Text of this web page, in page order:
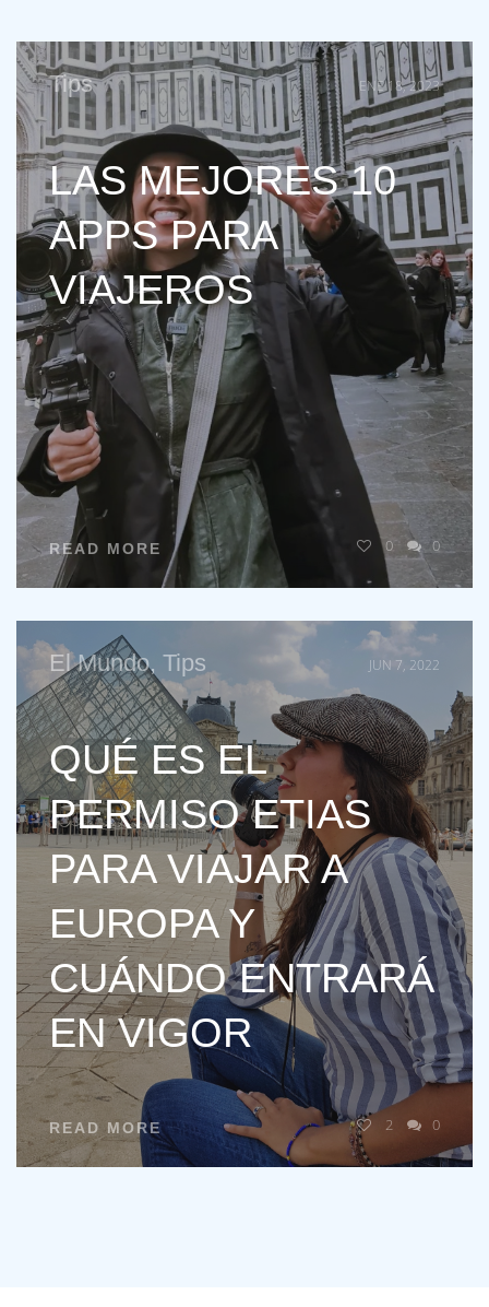
Tips ENE 18, 2023
LAS MEJORES 10
APPS PARA
VIAJEROS
READ MORE 0 0
El Mundo, Tips JUN 7, 2022
QUÉ ES EL
PERMISO ETIAS
PARA VIAJAR A
EUROPA Y
CUÁNDO ENTRARÁ
EN VIGOR
READ MORE 2 0